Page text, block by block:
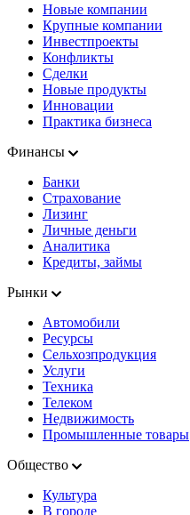
Новые компании
Крупные компании
Инвестпроекты
Конфликты
Сделки
Новые продукты
Инновации
Практика бизнеса
Финансы
Банки
Страхование
Лизинг
Личные деньги
Аналитика
Кредиты, займы
Рынки
Автомобили
Ресурсы
Сельхозпродукция
Услуги
Техника
Телеком
Недвижимость
Промышленные товары
Общество
Культура
В городе